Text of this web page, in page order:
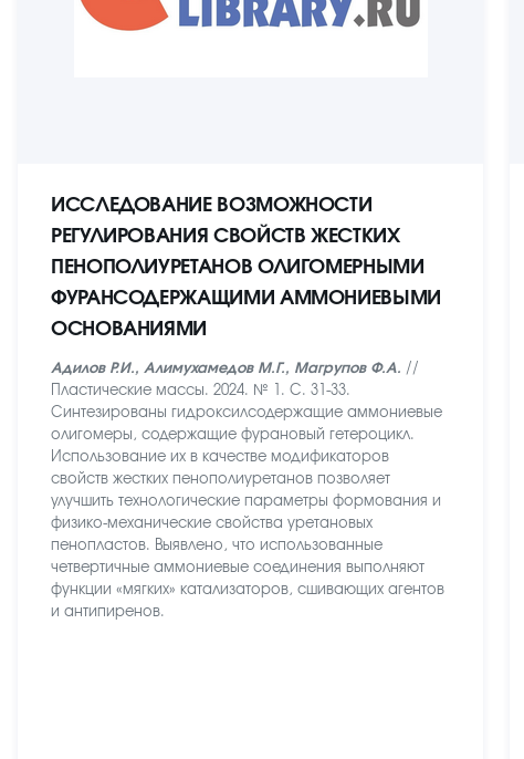
ИССЛЕДОВАНИЕ ВОЗМОЖНОСТИ
РЕГУЛИРОВАНИЯ СВОЙСТВ ЖЕСТКИХ
ПЕНОПОЛИУРЕТАНОВ ОЛИГОМЕРНЫМИ
ФУРАНСОДЕРЖАЩИМИ АММОНИЕВЫМИ
ОСНОВАНИЯМИ
Адилов Р.И., Алимухамедов М.Г., Магрупов Ф.А. //
Пластические массы. 2024. № 1. С. 31-33.
Синтезированы гидроксилсодержащие аммониевые
олигомеры, содержащие фурановый гетероцикл.
Использование их в качестве модификаторов
свойств жестких пенополиуретанов позволяет
улучшить технологические параметры формования и
физико-механические свойства уретановых
пенопластов. Выявлено, что использованные
четвертичные аммониевые соединения выполняют
функции «мягких» катализаторов, сшивающих агентов
и антипиренов.